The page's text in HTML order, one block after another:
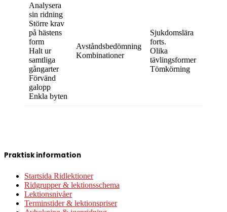
Analysera
sin ridning
Större krav
på hästens
form
Halt ur
samtliga
gångarter
Förvänd
galopp
Enkla byten
Avståndsbedömning
Kombinationer
Sjukdomslära
forts.
Olika
tävlingsformer
Tömkörning
Praktisk information
Startsida Ridlektioner
Ridgrupper & lektionsschema
Lektionsnivåer
Terminstider & lektionspriser